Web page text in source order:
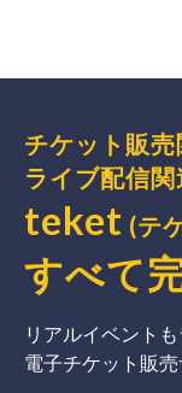
チケット販売
ライブ配信関
teket (テ
すべて
リアルイベント
電子チケット販